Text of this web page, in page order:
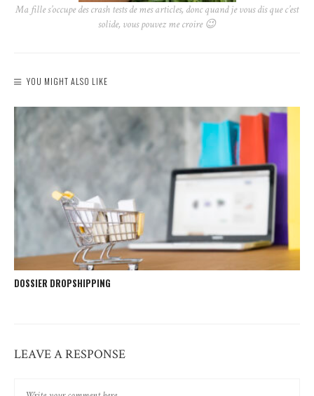
Ma fille s’occupe des crash tests de mes articles, donc quand je vous dis que c’est
solide, vous pouvez me croire 😉
YOU MIGHT ALSO LIKE
DOSSIER DROPSHIPPING
LEAVE A RESPONSE